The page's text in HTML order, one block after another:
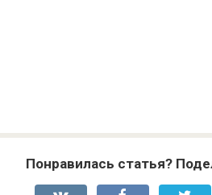
Понравилась статья?